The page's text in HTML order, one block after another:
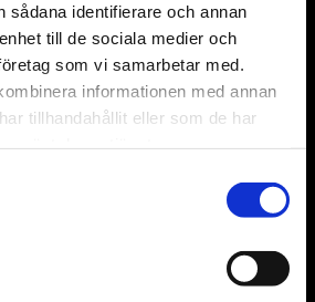
sådana identifierare och annan
till de sociala medier och
som vi samarbetar med.
informationen med annan
tillhandahållit eller som de har